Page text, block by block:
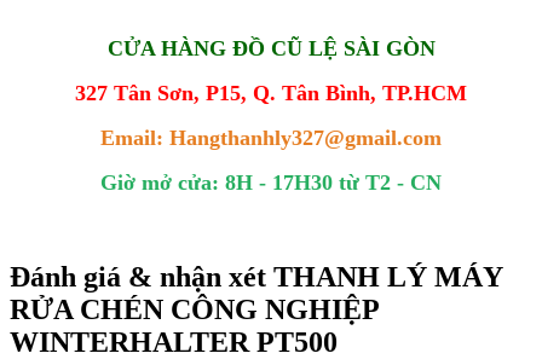
CỬA HÀNG ĐỒ CŨ LỆ SÀI GÒN
327 Tân Sơn, P15, Q. Tân Bình, TP.HCM
Email: Hangthanhly327@gmail.com
Giờ mở cửa: 8H - 17H30 từ T2 - CN
Đánh giá & nhận xét THANH LÝ MÁY
RỬA CHÉN CÔNG NGHIỆP
WINTERHALTER PT500